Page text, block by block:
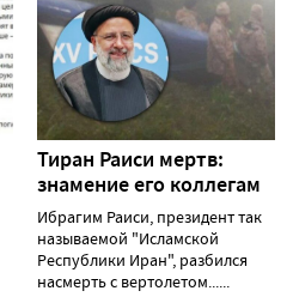
Тиран Раиси мертв:
знамение его коллегам
Ибрагим Раиси, президент так
называемой "Исламской
Республики Иран", разбился
насмерть с вертолетом......